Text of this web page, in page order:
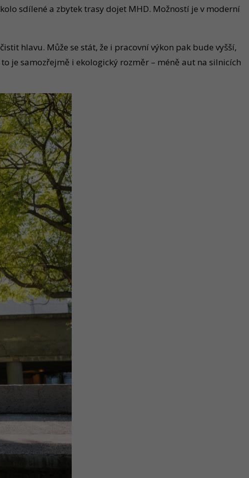
sdílené a zbytek trasy dojet MHD. Možností je v moderní
hlavu. Může se stát, že i pracovní výkon pak bude vyšší,
je samozřejmě i ekologický rozměr – méně aut na silnicích